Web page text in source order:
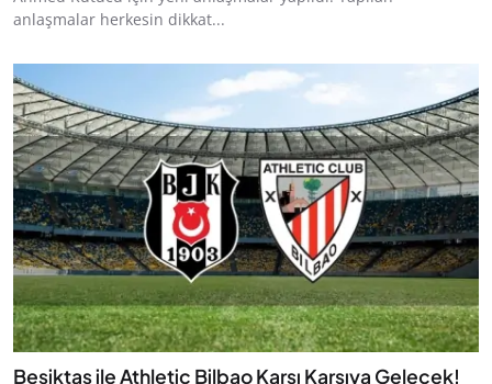
anlaşmalar herkesin dikkat...
Beşiktaş ile Athletic Bilbao Karşı Karşıya Gelecek!